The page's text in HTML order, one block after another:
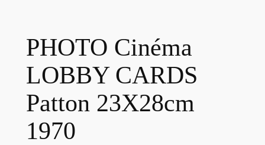
PHOTO Cinéma
LOBBY CARDS
Patton 23X28cm
1970